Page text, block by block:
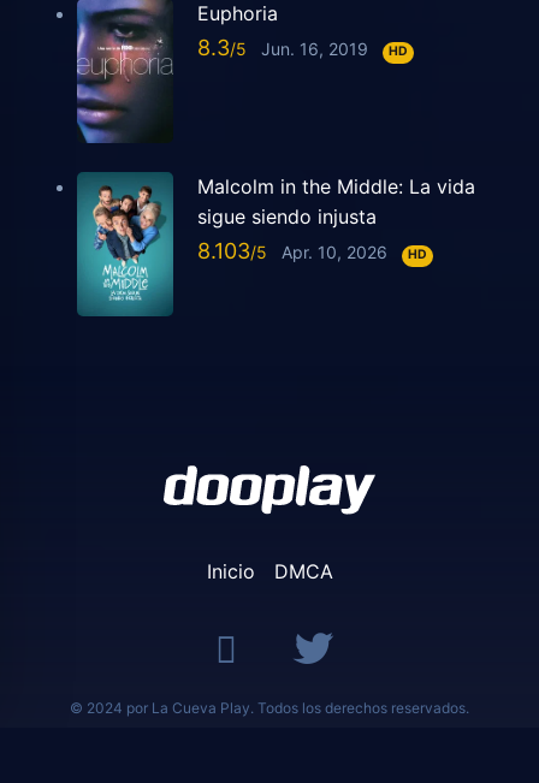
Euphoria
8.3 Jun. 16, 2019 HD
Malcolm in the Middle: La vida
sigue siendo injusta
8.103 Apr. 10, 2026 HD
Inicio DMCA
© 2024 por La Cueva Play. Todos los derechos reservados.